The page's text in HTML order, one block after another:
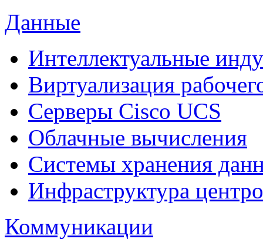
Данные
Интеллектуальные
Виртуализация
Cерверы Cisco UCS
Облачные вычисления
Системы хранения
Инфраструктура
Коммуникации